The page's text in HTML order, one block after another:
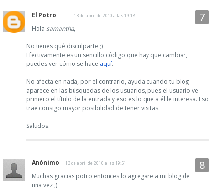
El Potro 13 de abril de 2010 a las 19:18
Hola samantha,
No tienes qué disculparte ;)
Efectivamente es un sencillo código que hay que cambiar,
puedes ver cómo se hace aquí.
No afecta en nada, por el contrario, ayuda cuando tu blog
aparece en las búsquedas de los usuarios, pues el usuario ve
primero el título de la entrada y eso es lo que a él le interesa. Eso
trae consigo mayor posibilidad de tener visitas.
Saludos.
Anónimo 13 de abril de 2010 a las 19:51
Muchas gracias potro entonces lo agregare a mi blog de
una vez ;)